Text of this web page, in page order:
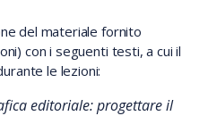
del materiale fornito
con i seguenti testi, a cui il
le lezioni:
editoriale: progettare il